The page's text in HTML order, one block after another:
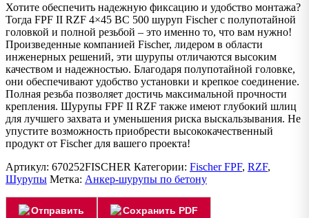
Хотите обеспечить надежную фиксацию и удобство монтажа?
Тогда FPF II RZF 4×45 BC 500 шуруп Fischer с полупотайной
головкой и полной резьбой – это именно то, что вам нужно!
Произведенные компанией Fischer, лидером в области
инженерных решений, эти шурупы отличаются высоким
качеством и надежностью. Благодаря полупотайной головке,
они обеспечивают удобство установки и крепкое соединение.
Полная резьба позволяет достичь максимальной прочности
крепления. Шурупы FPF II RZF также имеют глубокий шлиц
для лучшего захвата и уменьшения риска выскальзывания. Не
упустите возможность приобрести высококачественный
продукт от Fischer для вашего проекта!
Артикул: 670252FISCHER Категории: Fischer FPF, RZF,
Шурупы Метка: Анкер-шурупы по бетону
Отправить Сохранить PDF